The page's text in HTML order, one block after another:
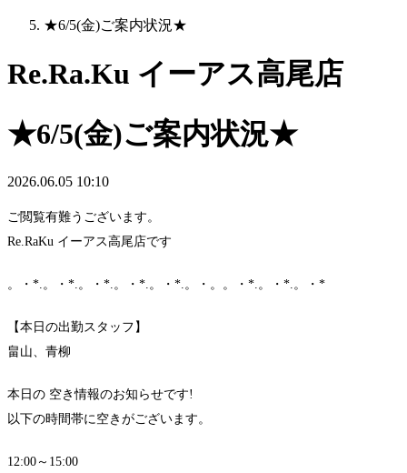
★6/5(金)ご案内状況★
Re.Ra.Ku イーアス高尾店
★6/5(金)ご案内状況★
2026.06.05 10:10
ご閲覧有難うございます。
Re.RaKu イーアス高尾店です
。・*.。・*.。・*.。・*.。・*.。・。。・*.。・*.。・*
【本日の出勤スタッフ】
畠山、青柳
本日の 空き情報のお知らせです!
以下の時間帯に空きがございます。
12:00～15:00